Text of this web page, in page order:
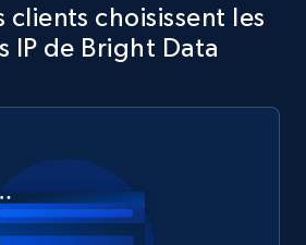
clients choisissent les
IP de Bright Data